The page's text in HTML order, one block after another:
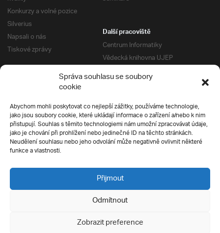
Správa souhlasu se soubory
cookie
Abychom mohli poskytovat co nejlepší zážitky, používáme technologie,
jako jsou soubory cookie, které ukládají informace o zařízení a/nebo k nim
přistupují. Souhlas s těmito technologiemi nám umožní zpracovávat údaje,
jako je chování při prohlížení nebo jedinečné ID na těchto stránkách.
Neudělení souhlasu nebo jeho odvolání může negativně ovlivnit některé
funkce a vlastnosti.
Přijmout
Odmítnout
Zobrazit preference
Konkurzy a volné pozice
Silverius
Napsali o nás
Tiskové zprávy
Další pracoviště
Centrum Informatiky
Vědecká knihovna UJEP
Správa kolejí a menz
Univerzitní centrum podpory
Silverius
Pro uchazeče
Přijímací řízení
E-prihlaska
Přípravné kurzy
Ochrana soukromí
Všechna práva vyhrazena